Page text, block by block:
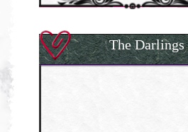
The Darlings